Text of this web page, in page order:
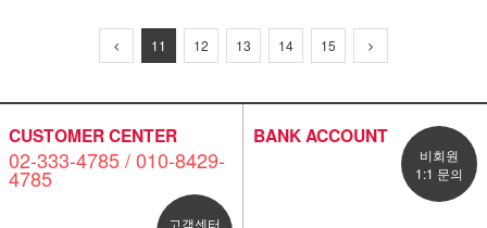
11 12 13 14 15
CUSTOMER CENTER
02-333-4785 / 010-8429-
4785
고객센터
BANK ACCOUNT
비회원
1:1 문의